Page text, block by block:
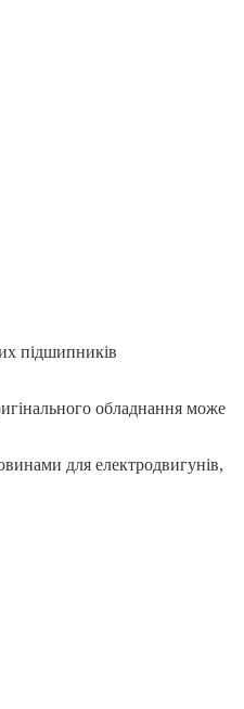
підшипників
обладнання може
для електродвигунів,